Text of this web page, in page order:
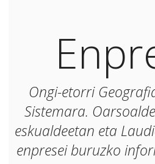
Ongi-etorri
Sistemara.
eskualdeetan eta
enpresei buruzko